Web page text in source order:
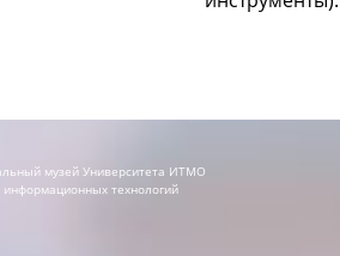
музей Университета ИТМО
технологий